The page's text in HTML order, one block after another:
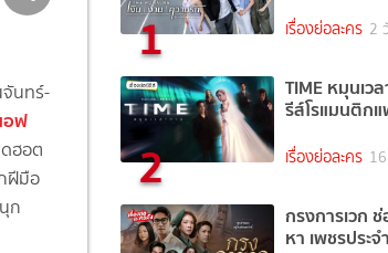
นทร์-
อฟ
ฮอต
ฝีมือ
ก
1 เรื่องย่อละคร 2
2
TIME หมุนเ
รีส์โรแมนติก
เรื่องย่อละคร
กรงการเวก
หา เพชรประ